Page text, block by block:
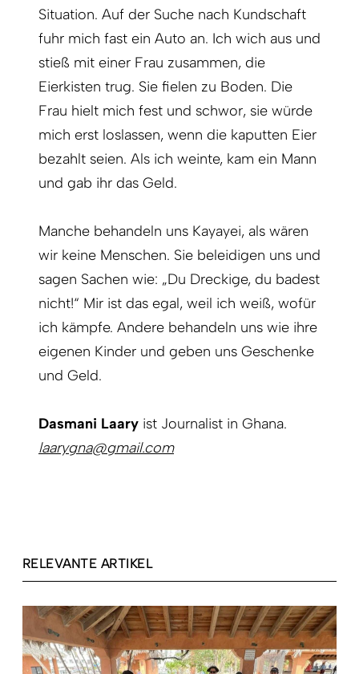
Situation. Auf der Suche nach Kundschaft
fuhr mich fast ein Auto an. Ich wich aus und
stieß mit einer Frau zusammen, die
Eierkisten trug. Sie fielen zu Boden. Die
Frau hielt mich fest und schwor, sie würde
mich erst loslassen, wenn die kaputten Eier
bezahlt seien. Als ich weinte, kam ein Mann
und gab ihr das Geld.
Manche behandeln uns Kayayei, als wären
wir keine Menschen. Sie beleidigen uns und
sagen Sachen wie: „Du Dreckige, du badest
nicht!“ Mir ist das egal, weil ich weiß, wofür
ich kämpfe. Andere behandeln uns wie ihre
eigenen Kinder und geben uns Geschenke
und Geld.
Dasmani Laary ist Journalist in Ghana.
laarygna@gmail.com
RELEVANTE ARTIKEL